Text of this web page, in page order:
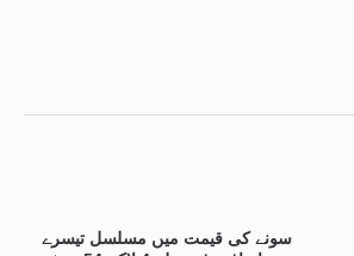
سونے کی قیمت میں مسلسل تیسرے